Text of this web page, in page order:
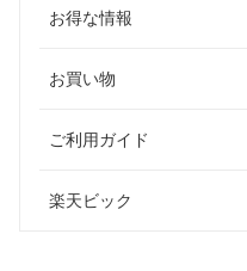
お得な情報
お買い物
ご利用ガイド
楽天ビック